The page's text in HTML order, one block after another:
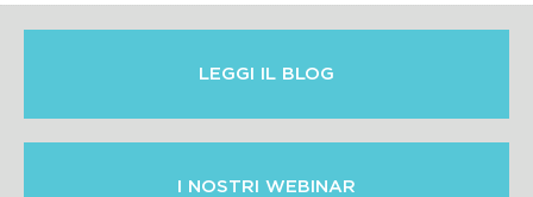
LEGGI IL BLOG
I NOSTRI WEBINAR